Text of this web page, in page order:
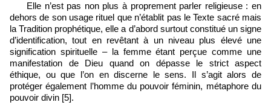
Elle n’est pas non plus à proprement parler religieuse : en
dehors de son usage rituel que n’établit pas le Texte sacré mais
la Tradition prophétique, elle a d’abord surtout constitué un signe
d’identification, tout en revêtant à un niveau plus élevé une
signification spirituelle – la femme étant perçue comme une
manifestation de Dieu quand on dépasse le strict aspect
éthique, ou que l’on en discerne le sens. Il s’agit alors de
protéger également l’homme du pouvoir féminin, métaphore du
pouvoir divin [5].